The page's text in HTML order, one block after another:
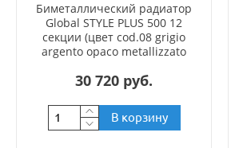
Биметаллический радиатор
Global STYLE PLUS 500 12
секции (цвет cod.08 grigio
argento opaco metallizzato
30 720 руб.
В корзину